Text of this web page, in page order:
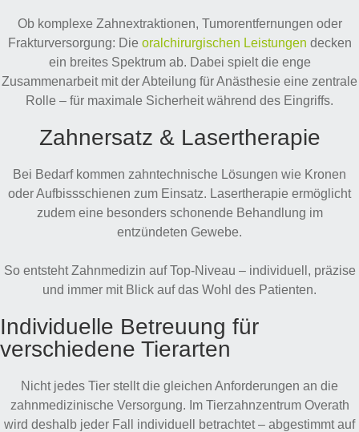
Ob komplexe Zahnextraktionen, Tumorentfernungen oder
Frakturversorgung: Die oralchirurgischen Leistungen decken
ein breites Spektrum ab. Dabei spielt die enge
Zusammenarbeit mit der Abteilung für Anästhesie eine zentrale
Rolle – für maximale Sicherheit während des Eingriffs.
Zahnersatz & Lasertherapie
Bei Bedarf kommen zahntechnische Lösungen wie Kronen
oder Aufbissschienen zum Einsatz. Lasertherapie ermöglicht
zudem eine besonders schonende Behandlung im
entzündeten Gewebe.
So entsteht Zahnmedizin auf Top-Niveau – individuell, präzise
und immer mit Blick auf das Wohl des Patienten.
Individuelle Betreuung für
verschiedene Tierarten
Nicht jedes Tier stellt die gleichen Anforderungen an die
zahnmedizinische Versorgung. Im Tierzahnzentrum Overath
wird deshalb jeder Fall individuell betrachtet – abgestimmt auf